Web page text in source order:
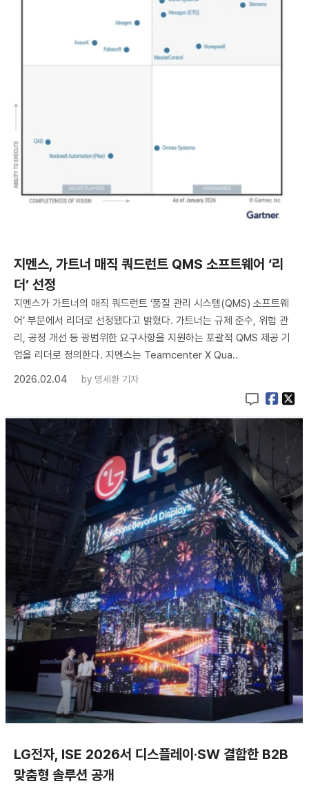
지멘스, 가트너 매직 쿼드런트 QMS 소프트웨어 ‘리
더’ 선정
지멘스가 가트너의 매직 쿼드런트 ‘품질 관리 시스템(QMS) 소프트웨
어’ 부문에서 리더로 선정됐다고 밝혔다. 가트너는 규제 준수, 위험 관
리, 공정 개선 등 광범위한 요구사항을 지원하는 포괄적 QMS 제공 기
업을 리더로 정의한다. 지멘스는 Teamcenter X Qua..
2026.02.04
by 명세환 기자
LG전자, ISE 2026서 디스플레이·SW 결합한 B2B
맞춤형 솔루션 공개